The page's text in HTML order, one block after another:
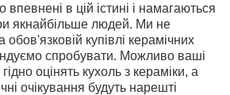
в цій істині і намагаються
якнайбільше людей. Ми не
купівлі керамічних
спробувати. Можливо ваші
оцінять кухоль з кераміки, а
очікування будуть нарешті